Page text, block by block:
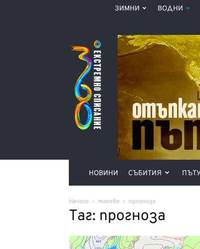
ЗИМНИ ВОДНИ
Списание
360°
НОВИНИ СЪБИТИЯ
Начало тагове прогноза
Таг: прогноза